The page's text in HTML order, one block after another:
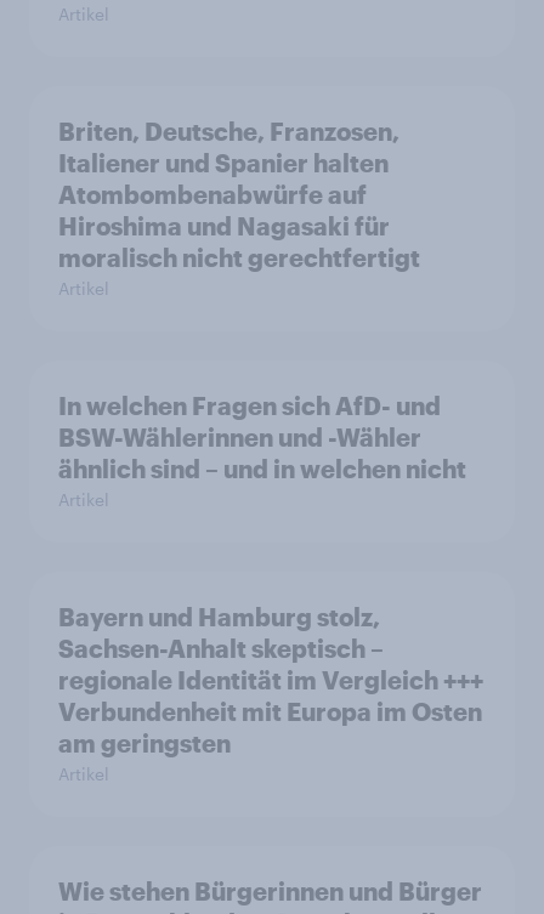
Artikel
Briten, Deutsche, Franzosen,
Italiener und Spanier halten
Atombombenabwürfe auf
Hiroshima und Nagasaki für
moralisch nicht gerechtfertigt
Artikel
In welchen Fragen sich AfD- und
BSW-Wählerinnen und -Wähler
ähnlich sind – und in welchen nicht
Artikel
Bayern und Hamburg stolz,
Sachsen-Anhalt skeptisch –
regionale Identität im Vergleich +++
Verbundenheit mit Europa im Osten
am geringsten
Artikel
Wie stehen Bürgerinnen und Bürger